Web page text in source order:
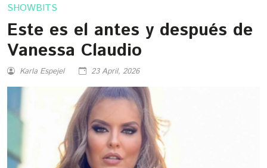
SHOWBITS
Este es el antes y después de
Vanessa Claudio
Karla Espejel 23 April, 2026